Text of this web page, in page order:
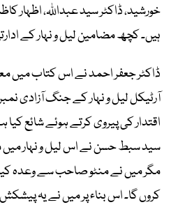
خورشید، ڈاکٹر سید عبداﷲ، اظہار
ہیں۔ کچھ مضامین لیل و نہار کے
ڈاکٹر جعفر احمد نے اس کتاب میں
آرٹیکل لیل و نہار کے جنگ آزادی
اقتدار کی پیروی کرتے ہوئے شائع
سید سبط حسن نے اس لیل و نہار
مگر میں نے منٹو صاحب سے وعدہ
کروں گا۔ اس بناء پر میں نے یہ